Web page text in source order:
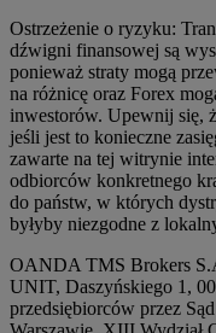
Ostrzeżenie o ryzyku:
dźwigni finansowej są
ponieważ straty mogą
na różnicę oraz Forex
inwestorów. Upewnij się,
jeśli jest to konieczne
zawarte na tej witrynie
odbiorców konkretnego
do państw, w których
byłyby niezgodne z
OANDA TMS Brokers
UNIT, Daszyńskiego 1,
przedsiębiorców przez